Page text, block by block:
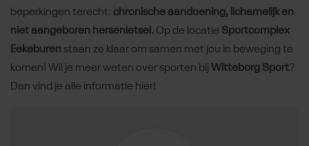
beperkingen terecht: chronische aandoening, lichamelijk en
niet aangeboren hersenletsel. Op de locatie Sportcomplex
Eekeburen staan ze klaar om samen met jou in beweging te
komen! Wil je meer weten over sporten bij Witteborg Sport?
Dan vind je alle informatie hier!